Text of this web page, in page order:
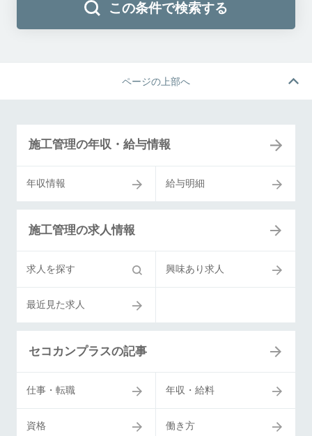
この条件で検索する
ページの上部へ
施工管理の年収・給与情報
年収情報 給与明細
施工管理の求人情報
求人を探す 興味あり求人
最近見た求人
セコカンプラスの記事
仕事・転職 年収・給料
資格 働き方